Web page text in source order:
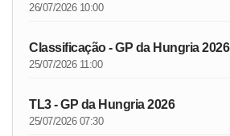
26/07/2026 10:00
Classificação - GP da Hungria 2026
25/07/2026 11:00
TL3 - GP da Hungria 2026
25/07/2026 07:30